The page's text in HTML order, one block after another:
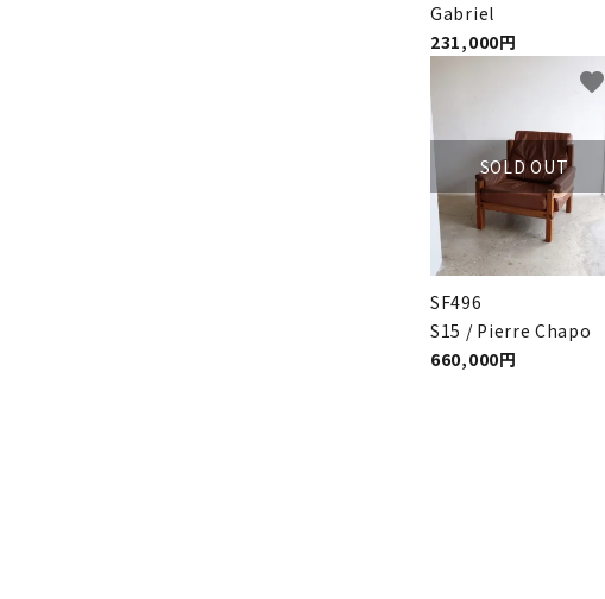
Gabriel
231,000円
SOLD OUT
SF496
S15 / Pierre Chapo
660,000円
favorite